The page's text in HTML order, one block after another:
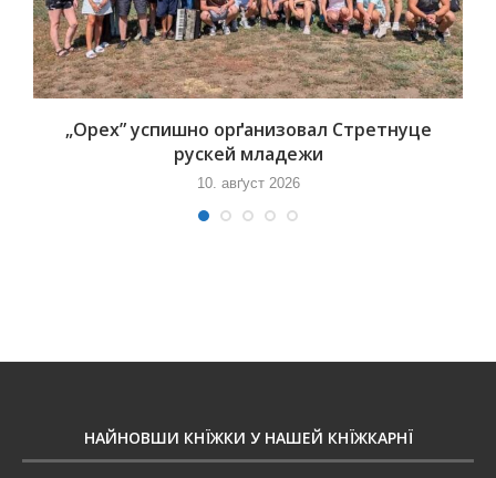
„Орех” успишно орґанизовал Стретнуце
рускей младежи
10. авґуст 2026
НАЙНОВШИ КНЇЖКИ У НАШЕЙ КНЇЖКАРНЇ